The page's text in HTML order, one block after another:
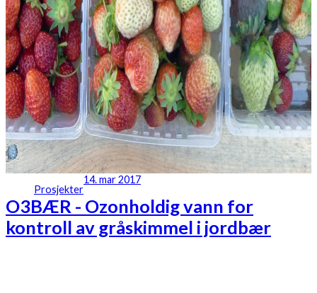
Prosjekter
14. mar 2017
O3BÆR - Ozonholdig vann for
kontroll av gråskimmel i jordbær